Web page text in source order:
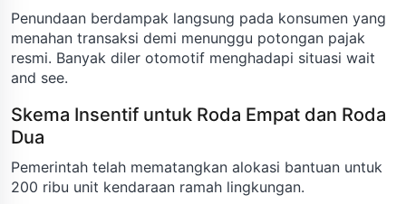
Penundaan berdampak langsung pada konsumen yang
menahan transaksi demi menunggu potongan pajak
resmi. Banyak diler otomotif menghadapi situasi wait
and see.
Skema Insentif untuk Roda Empat dan Roda
Dua
Pemerintah telah mematangkan alokasi bantuan untuk
200 ribu unit kendaraan ramah lingkungan.